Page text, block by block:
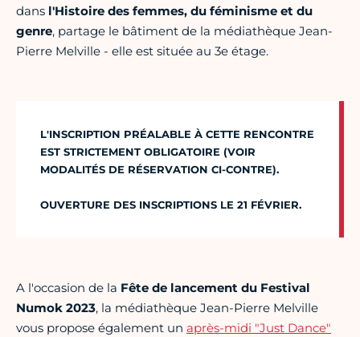
dans l'Histoire des femmes, du féminisme et du
genre, partage le bâtiment de la médiathèque Jean-
Pierre Melville - elle est située au 3e étage.
L'INSCRIPTION PRÉALABLE À CETTE RENCONTRE
EST STRICTEMENT OBLIGATOIRE (VOIR
MODALITÉS DE RÉSERVATION CI-CONTRE).
OUVERTURE DES INSCRIPTIONS LE 21 FÉVRIER.
A l'occasion de la Fête de lancement du Festival
Numok 2023, la médiathèque Jean-Pierre Melville
vous propose également un après-midi "Just Dance"